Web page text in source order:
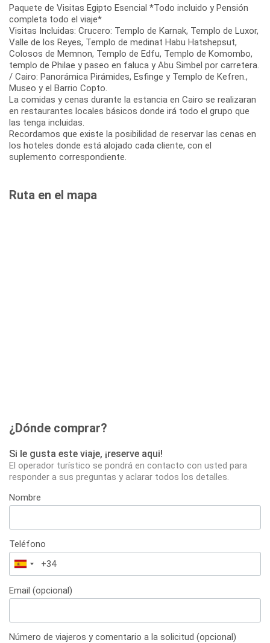
Paquete de Visitas Egipto Esencial *Todo incluido y Pensión
completa todo el viaje*
Visitas Incluidas: Crucero: Templo de Karnak, Templo de Luxor,
Valle de los Reyes, Templo de medinat Habu Hatshepsut,
Colosos de Memnon, Templo de Edfu, Templo de Komombo,
templo de Philae y paseo en faluca y Abu Simbel por carretera.
/ Cairo: Panorámica Pirámides, Esfinge y Templo de Kefren.,
Museo y el Barrio Copto.
La comidas y cenas durante la estancia en Cairo se realizaran
en restaurantes locales básicos donde irá todo el grupo que
las tenga incluidas.
Recordamos que existe la posibilidad de reservar las cenas en
los hoteles donde está alojado cada cliente, con el
suplemento correspondiente.
Ruta en el mapa
¿Dónde comprar?
Si le gusta este viaje, ¡reserve aqui!
El operador turístico se pondrá en contacto con usted para
responder a sus preguntas y aclarar todos los detalles.
Nombre
Teléfono
España
+34
Email (opcional)
Número de viajeros y comentario a la solicitud (opcional)